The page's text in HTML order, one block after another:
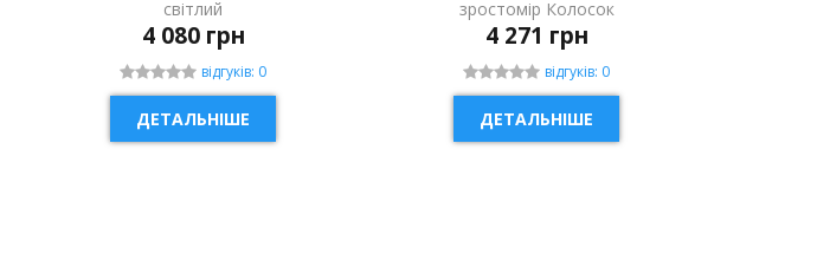
світлий
4 080 грн
відгуків: 0
ДЕТАЛЬНІШЕ
зростомір Колосок
4 271 грн
відгуків: 0
ДЕТАЛЬНІШЕ